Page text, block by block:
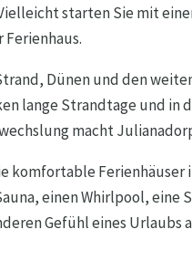
starten Sie mit
Dünen und den
lange Strandtage und in
macht
komfortable
einen Whirlpool, eine
Gefühl eines Urlaubs